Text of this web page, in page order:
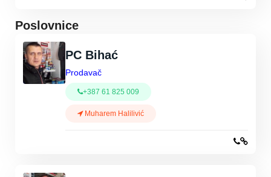
Poslovnice
PC Bihać
Prodavač
+387 61 825 009
Muharem Halilivić